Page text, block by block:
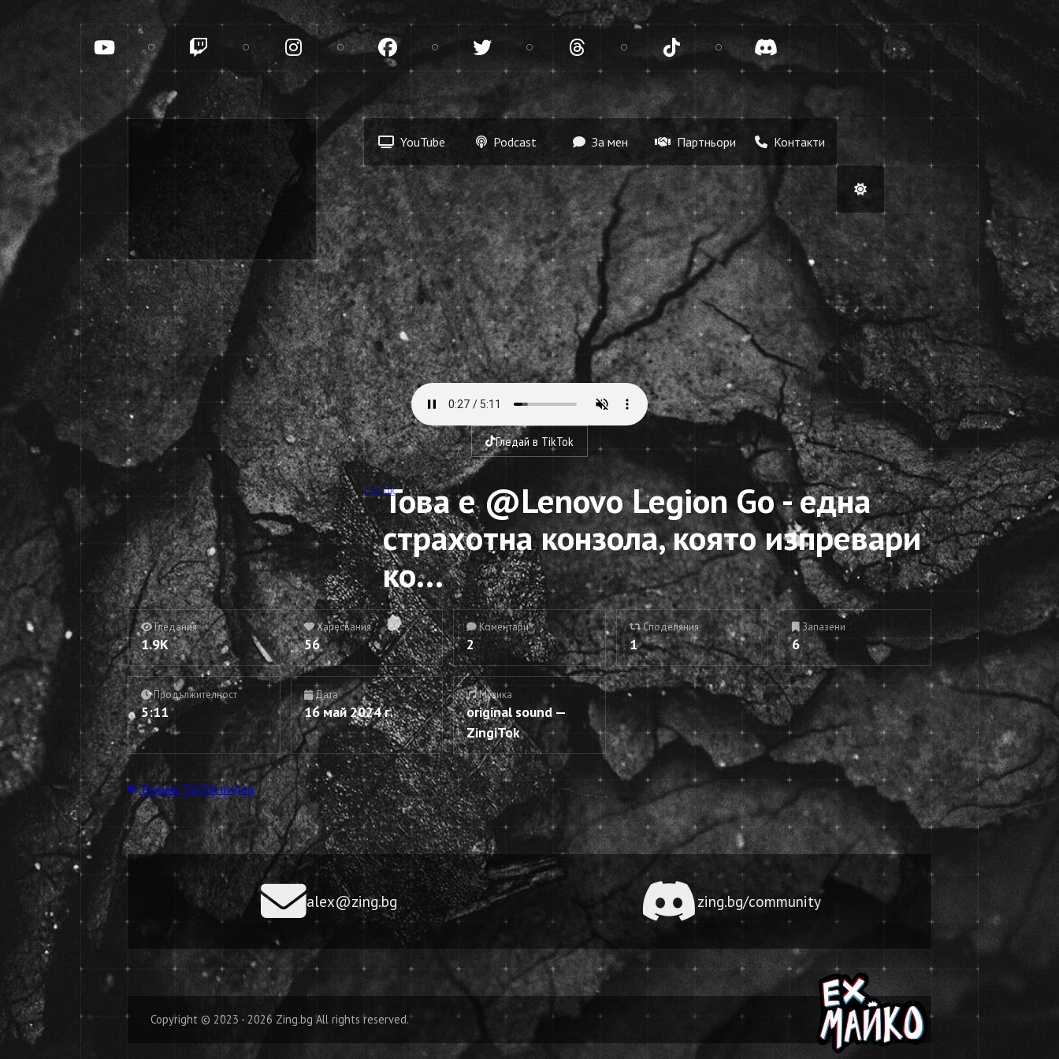
YouTube Twitch Instagram Facebook Twitter Threads Tiktok Discord
YouTube Podcast За мен Партньори Контакти
Гледай в TikTok
TikTokТова е @Lenovo Legion Go - една
страхотна конзола, която изпревари
ко...
Гледания
1.9K
Харесвания
56
Коментари
2
Споделяния
1
Запазени
6
Продължителност
5:11
Дата
16 май 2024 г.
Музика
original sound —
ZingiTok
Всички TikTok видеа
alex@zing.bg zing.bg/community
Copyright © 2023 - 2026 Zing.bg All rights reserved.